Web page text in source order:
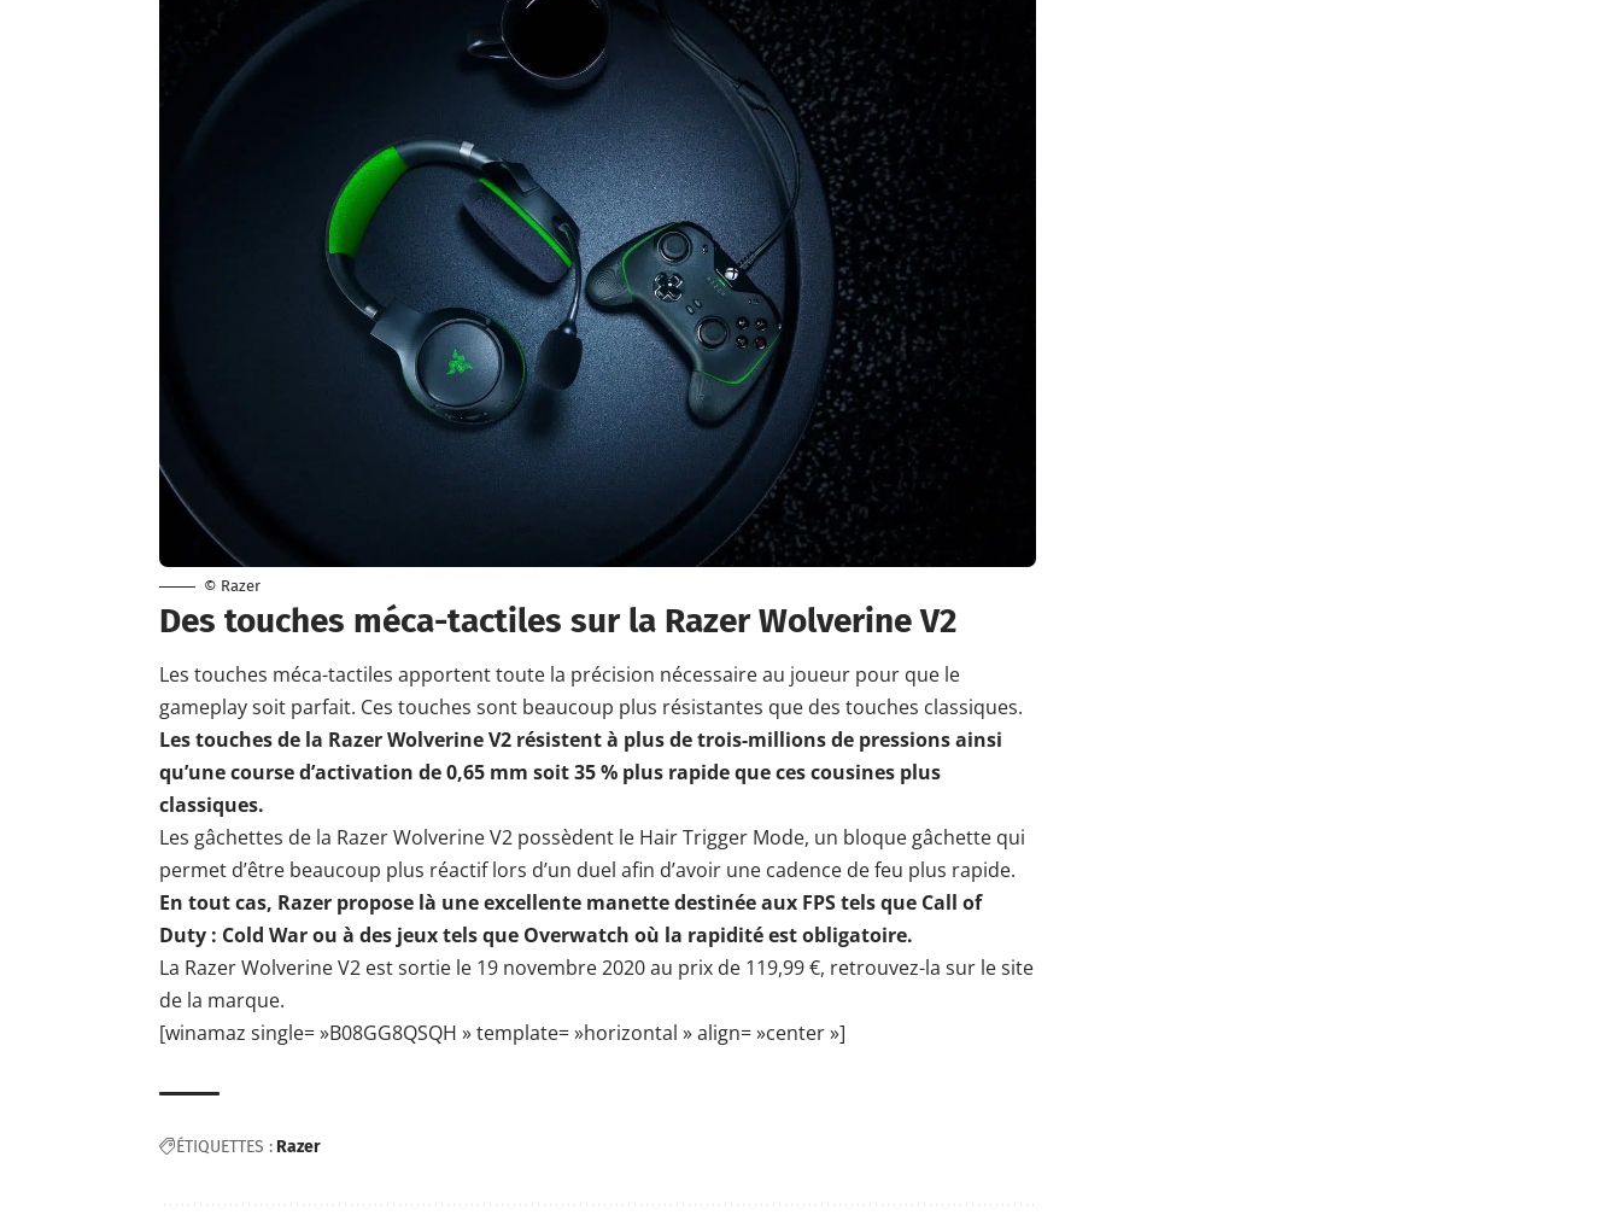
© Razer
Des touches méca-tactiles sur la Razer Wolverine V2
Les touches méca-tactiles apportent toute la précision nécessaire au joueur pour que le
gameplay soit parfait. Ces touches sont beaucoup plus résistantes que des touches classiques.
Les touches de la Razer Wolverine V2 résistent à plus de trois-millions de pressions ainsi
qu’une course d’activation de 0,65 mm soit 35 % plus rapide que ces cousines plus
classiques.
Les gâchettes de la Razer Wolverine V2 possèdent le Hair Trigger Mode, un bloque gâchette qui
permet d’être beaucoup plus réactif lors d’un duel afin d’avoir une cadence de feu plus rapide.
En tout cas, Razer propose là une excellente manette destinée aux FPS tels que Call of
Duty : Cold War ou à des jeux tels que Overwatch où la rapidité est obligatoire.
La Razer Wolverine V2 est sortie le 19 novembre 2020au prix de 119,99 €, retrouvez-la sur le site
de la marque.
[winamaz single= »B08GG8QSQH » template= »horizontal » align= »center »]
ÉTIQUETTES : Razer